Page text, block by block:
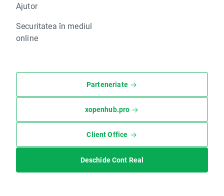
Ajutor
Securitatea în mediul
online
Parteneriate
xopenhub.pro
Client Office
Deschide Cont Real